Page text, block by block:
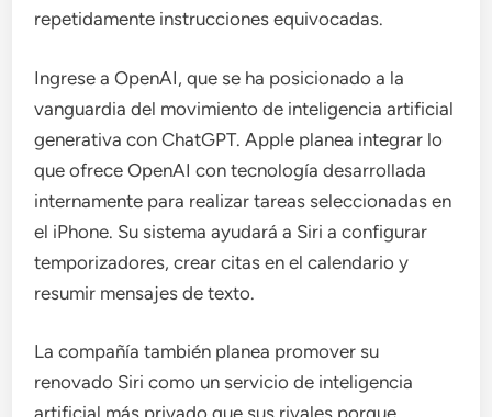
repetidamente instrucciones equivocadas.
Ingrese a OpenAI, que se ha posicionado a la
vanguardia del movimiento de inteligencia artificial
generativa con ChatGPT. Apple planea integrar lo
que ofrece OpenAI con tecnología desarrollada
internamente para realizar tareas seleccionadas en
el iPhone. Su sistema ayudará a Siri a configurar
temporizadores, crear citas en el calendario y
resumir mensajes de texto.
La compañía también planea promover su
renovado Siri como un servicio de inteligencia
artificial más privado que sus rivales porque